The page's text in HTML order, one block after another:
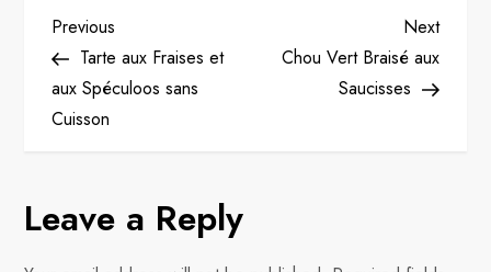
P
o
s
n
Previous
Post
Previous
Tarte aux Fraises et
aux Spéculoos sans
Cuisson
Next
Post
Next
Chou Vert Braisé aux
Saucisses
Leave a Reply